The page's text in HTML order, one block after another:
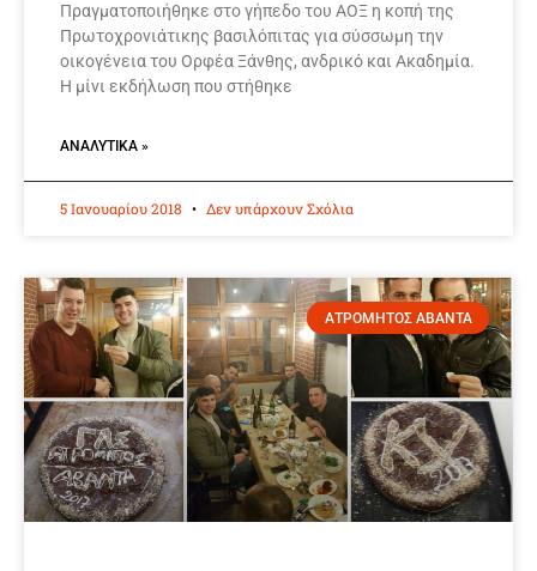
Πραγματοποιήθηκε στο γήπεδο του ΑΟΞ η κοπή της
Πρωτοχρονιάτικης βασιλόπιτας για σύσσωμη την
οικογένεια του Ορφέα Ξάνθης, ανδρικό και Ακαδημία.
Η μίνι εκδήλωση που στήθηκε
ΑΝΑΛΥΤΙΚΆ »
5 Ιανουαρίου 2018 Δεν υπάρχουν Σχόλια
ΑΤΡΟΜΗΤΟΣ ΑΒΑΝΤΑ